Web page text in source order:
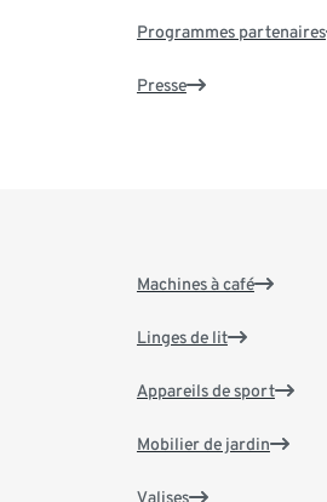
Programmes partenaires
Presse
Machines à café
Linges de lit
Appareils de sport
Mobilier de jardin
Valises